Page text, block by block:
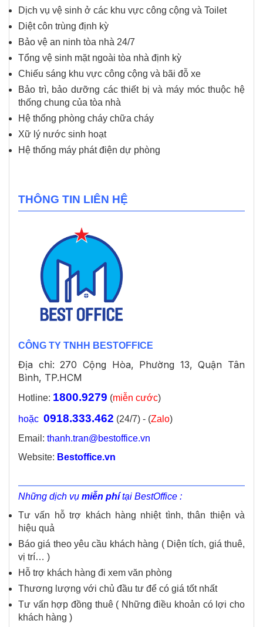
Dịch vụ vệ sinh ở các khu vực công cộng và Toilet
Diệt côn trùng định kỳ
Bảo vệ an ninh tòa nhà 24/7
Tổng vệ sinh mặt ngoài tòa nhà định kỳ
Chiếu sáng khu vực công cộng và bãi đỗ xe
Bảo trì, bảo dưỡng các thiết bị và máy móc thuộc hệ
thống chung của tòa nhà
Hệ thống phòng cháy chữa cháy
Xữ lý nước sinh hoạt
Hệ thống máy phát điện dự phòng
THÔNG TIN LIÊN HỆ
CÔNG TY TNHH BESTOFFICE
Địa chỉ: 270 Cộng Hòa, Phường 13, Quận Tân
Bình, TP.HCM
Hotline: 1800.9279 (miễn cước)
hoặc 0918.333.462 (24/7) - (Zalo)
Email: thanh.tran@bestoffice.vn
Website: Bestoffice.vn
Những dịch vụ miễn phítại BestOffice :
Tư vấn hỗ trợ khách hàng nhiệt tình, thân thiện và
hiệu quả
Báo giá theo yêu cầu khách hàng ( Diện tích, giá thuê,
vị trí… )
Hỗ trợ khách hàng đi xem văn phòng
Thương lượng với chủ đầu tư để có giá tốt nhất
Tư vấn hợp đồng thuê ( Những điều khoản có lợi cho
khách hàng )